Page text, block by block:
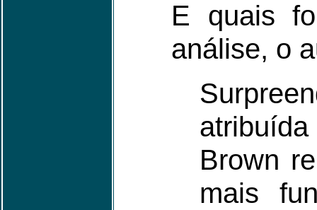
E quais
análise, o
Brown
mais